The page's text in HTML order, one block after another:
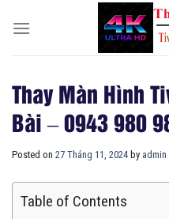
Thay Màn Hình
Bài – 0943 980
Posted on 27 Tháng 11, 2024 by admin
Table of Contents